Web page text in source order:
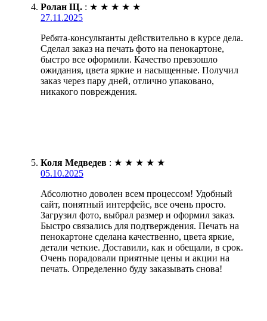
Ролан Щ. : ★ ★ ★ ★ ★
27.11.2025
Ребята-консультанты действительно в курсе дела.
Сделал заказ на печать фото на пенокартоне,
быстро все оформили. Качество превзошло
ожидания, цвета яркие и насыщенные. Получил
заказ через пару дней, отлично упаковано,
никакого повреждения.
Коля Медведев : ★ ★ ★ ★ ★
05.10.2025
Абсолютно доволен всем процессом! Удобный
сайт, понятный интерфейс, все очень просто.
Загрузил фото, выбрал размер и оформил заказ.
Быстро связались для подтверждения. Печать на
пенокартоне сделана качественно, цвета яркие,
детали четкие. Доставили, как и обещали, в срок.
Очень порадовали приятные цены и акции на
печать. Определенно буду заказывать снова!